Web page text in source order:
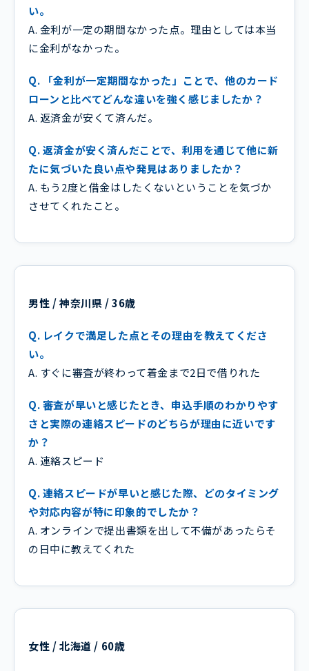
い。
A. 金利が一定の期間なかった点。理由としては本当
に金利がなかった。
Q. 「金利が一定期間なかった」ことで、他のカード
ローンと比べてどんな違いを強く感じましたか？
A. 返済金が安くて済んだ。
Q. 返済金が安く済んだことで、利用を通じて他に新
たに気づいた良い点や発見はありましたか？
A. もう2度と借金はしたくないということを気づか
させてくれたこと。
男性 / 神奈川県 / 36歳
Q. レイクで満足した点とその理由を教えてくださ
い。
A. すぐに審査が終わって着金まで2日で借りれた
Q. 審査が早いと感じたとき、申込手順のわかりやす
さと実際の連絡スピードのどちらが理由に近いです
か？
A. 連絡スピード
Q. 連絡スピードが早いと感じた際、どのタイミング
や対応内容が特に印象的でしたか？
A. オンラインで提出書類を出して不備があったらそ
の日中に教えてくれた
女性 / 北海道 / 60歳